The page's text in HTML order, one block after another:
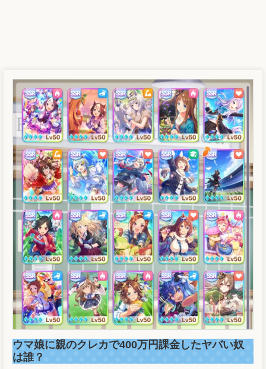
ウマ娘に親のクレカで400万円課金したヤバい奴
は誰？